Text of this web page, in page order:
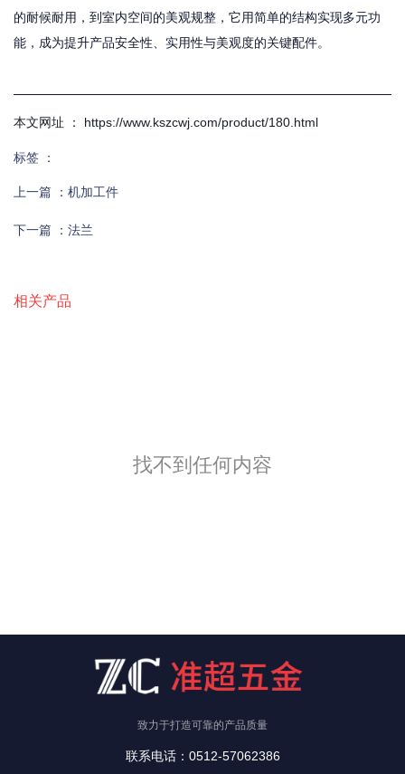
的耐候耐用，到室内空间的美观规整，它用简单的结构实现多元功
能，成为提升产品安全性、实用性与美观度的关键配件。
本文网址 ： https://www.kszcwj.com/product/180.html
标签 ：
上一篇 ： 机加工件
下一篇 ： 法兰
相关产品
找不到任何内容
致力于打造可靠的产品质量
联系电话：0512-57062386